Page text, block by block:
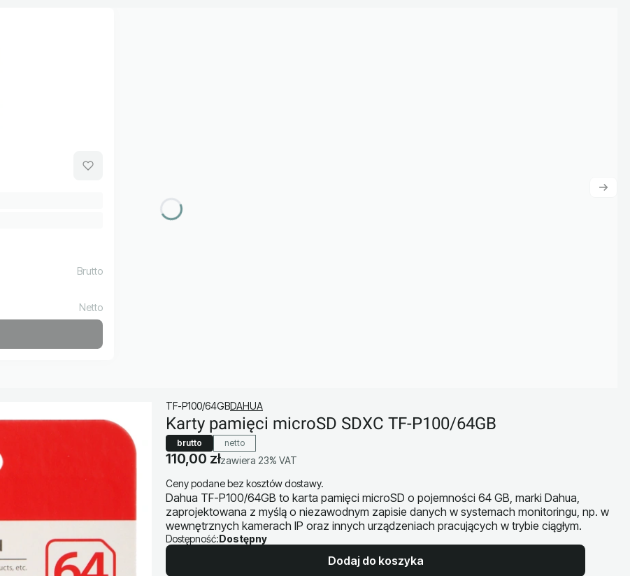
TF-P100/64GBDAHUA
Karty pamięci microSD SDXC TF-P100/64GB
brutto netto
Cena
110,00 złzawiera 23% VAT
zawiera 23% VAT
Ceny podane bez kosztów dostawy.
Dahua TF-P100/64GB to karta pamięci microSD o pojemności 64 GB, marki Dahua,
zaprojektowana z myślą o niezawodnym zapisie danych w systemach monitoringu, np. w
wewnętrznych kamerach IP oraz innych urządzeniach pracujących w trybie ciągłym.
Dostępność:Dostępny
Dodaj do koszyka